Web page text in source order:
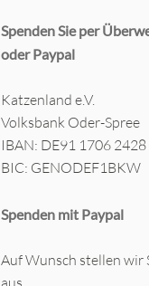
Spenden Sie per
oderPaypal
Katzenland e.V.
Volksbank Oder-Spree
IBAN: DE91 1706
BIC: GENODEF1BKW
Spenden mit Paypal
Auf Wunsch stellen